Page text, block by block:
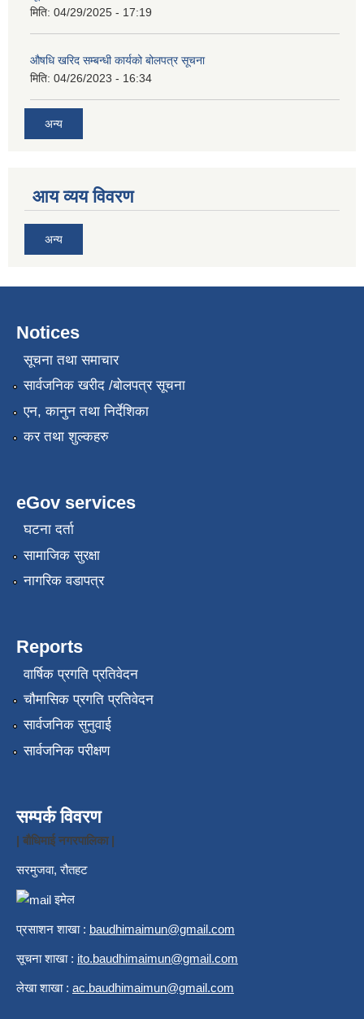
मिति: 04/29/2025 - 17:19
औषधि खरिद सम्बन्धी कार्यको बोलपत्र सूचना
मिति: 04/26/2023 - 16:34
अन्य
आय व्यय विवरण
अन्य
Notices
सूचना तथा समाचार
सार्वजनिक खरीद /बोलपत्र सूचना
एन, कानुन तथा निर्देशिका
कर तथा शुल्कहरु
eGov services
घटना दर्ता
सामाजिक सुरक्षा
नागरिक वडापत्र
Reports
वार्षिक प्रगति प्रतिवेदन
चौमासिक प्रगति प्रतिवेदन
सार्वजनिक सुनुवाई
सार्वजनिक परीक्षण
सम्पर्क विवरण
| बौधिमाई नगरपालिका |
सरमुजवा, रौतहट
इमेल
प्रसाशन शाखा : baudhimaimun@gmail.com
सूचना शाखा : ito.baudhimaimun@gmail.com
लेखा शाखा : ac.baudhimaimun@gmail.com